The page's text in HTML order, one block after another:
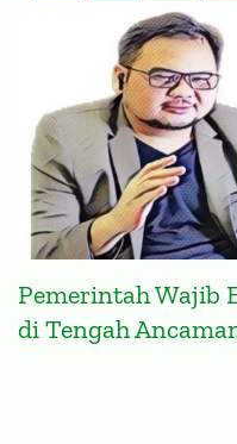
Pemerintah Wajib
di Tengah